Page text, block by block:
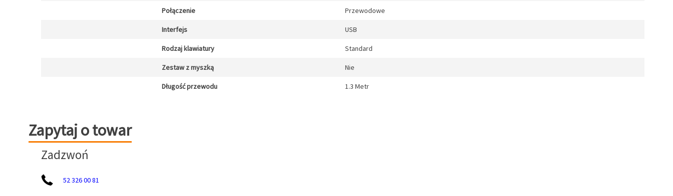
Połączenie Przewodowe
Interfejs USB
Rodzaj klawiatury Standard
Zestaw z myszką Nie
Długość przewodu 1.3 Metr
Zapytaj o towar
Zapytaj o towar
Zadzwoń
52 326 00 81